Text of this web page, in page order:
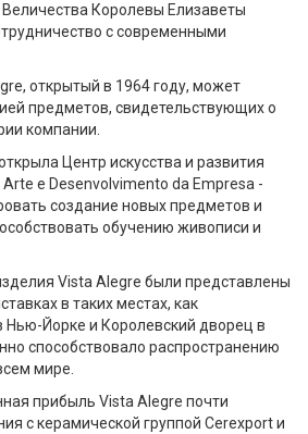
Королевы Елизаветы
с современными
открытый в 1964 году, может
предметов, свидетельствующих о
компании.
Центр искусства и развития
e Desenvolvimento da Empresa -
создание новых предметов и
обучению живописи и
Vista Alegre были представлены
в таких местах, как
Нью-Йорке и Королевский дворец в
способствовало распространению
мире.
прибыль Vista Alegre почти
с керамической группой Cerexport и